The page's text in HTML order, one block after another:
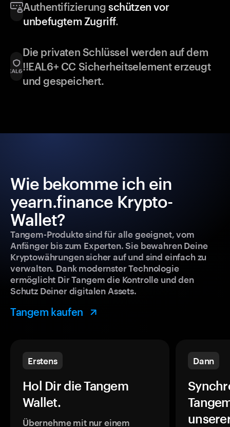
Authentifizierung schützen vor
unbefugtem Zugriff.
Die privaten Schlüssel werden auf dem
!!EAL6+ CC Sicherheitselement erzeugt
und gespeichert.
Wie bekomme ich ein
yearn.finance Krypto-
Wallet?
Tangem-Produkte sind für alle geeignet, vom
Anfänger bis zum Experten. Sie bewahren Deine
Kryptowährungen sicher auf und sind einfach zu
verwalten. Dank modernster Technologie
ermöglicht Dir Tangem die Kontrolle und den
Schutz Deiner digitalen Assets.
Tangem kaufen
Erstens
Hol Dir die Tangem
Wallet.
Übernehme mit nur einem
Dann